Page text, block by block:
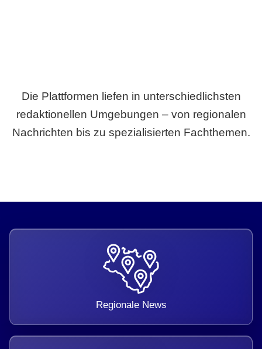
Die Plattformen liefen in unterschiedlichsten
redaktionellen Umgebungen – von regionalen
Nachrichten bis zu spezialisierten Fachthemen.
Regionale News